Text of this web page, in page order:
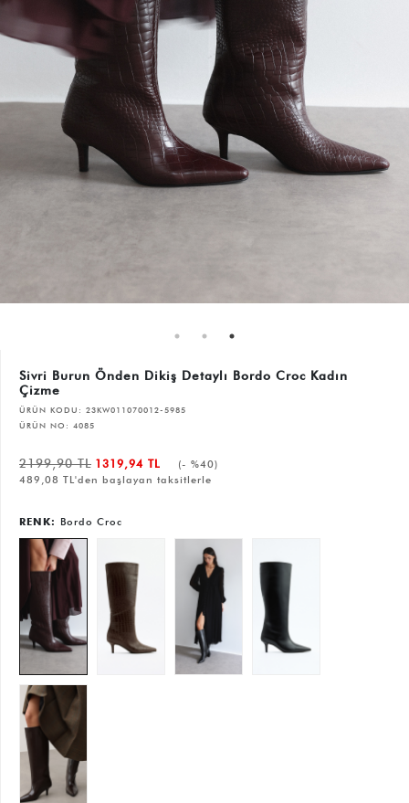
Sivri Burun Önden Dikiş Detaylı Bordo Croc Kadın
Çizme
ÜRÜN KODU: 23KW011070012-5985
ÜRÜN NO: 4085
2199,90 TL 1319,94 TL
(- %40)
489,08 TL'den başlayan taksitlerle
RENK: Bordo Croc